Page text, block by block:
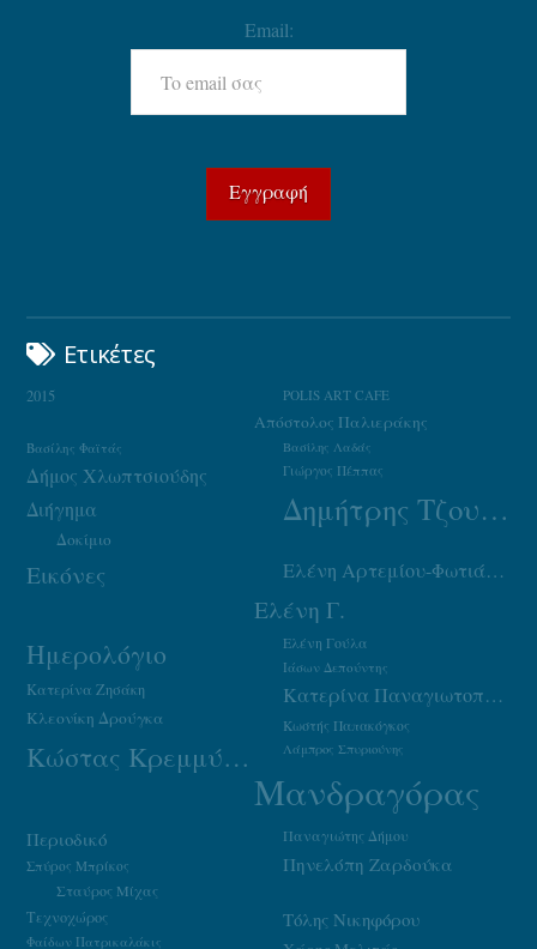
Email:
Ετικέτες
2015 POLIS ART CAFE
Απόστολος Παλιεράκης
Βασίλης Λαδάς
Βασίλης Φαϊτάς
Γιώργος Πέππας
Δήμος Χλωπτσιούδης
Δημήτρης Τζουμάκας
Διήγημα
Δοκίμιο
Εικόνες Ελένη Αρτεμίου-Φωτιάδου
Ελένη Γ.
Ελένη Γούλα
Ημερολόγιο Ιάσων Δεπούντης
Κατερίνα Ζησάκη Κατερίνα Παναγιωτοπούλου
Κλεονίκη Δρούγκα Κωστής Παπακόγκος
Κώστας Κρεμμύδας Λάμπρος Σπυριούνης
Μανδραγόρας
Παναγιώτης Δήμου
Περιοδικό
Πηνελόπη Ζαρδούκα
Σπύρος Μπρίκος
Σταύρος Μίχας
Τεχνοχώρος
Τόλης Νικηφόρου
Φαίδων Πατρικαλάκις